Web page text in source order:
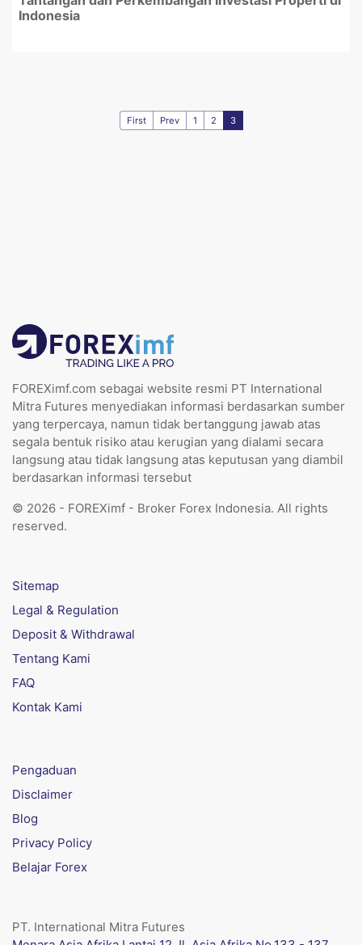
Indonesia
First Prev 1 2 3
FOREXimf.com sebagai website resmi PT International
Mitra Futures menyediakan informasi berdasarkan sumber
yang terpercaya, namun tidak bertanggung jawab atas
segala bentuk risiko atau kerugian yang dialami secara
langsung atau tidak langsung atas keputusan yang diambil
berdasarkan informasi tersebut
© 2026 - FOREXimf - Broker Forex Indonesia. All rights
reserved.
Sitemap
Legal & Regulation
Deposit & Withdrawal
Tentang Kami
FAQ
Kontak Kami
Pengaduan
Disclaimer
Blog
Privacy Policy
Belajar Forex
PT. International Mitra Futures